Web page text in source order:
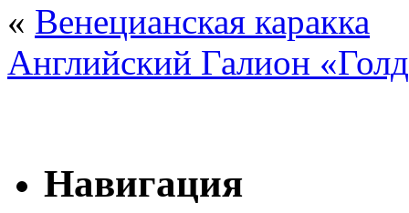
« Венецианская каракка
Английский Галион
Навигация